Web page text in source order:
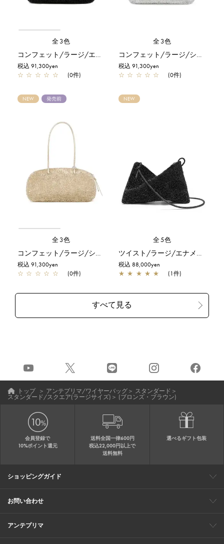
全3色
コンフェット/ラージ/エナメルブラック
税込 91,300yen
☆ ☆ ☆ ☆ ☆ (0件)
全3色
コンフェット/ラージ/シルバー
税込 91,300yen
☆ ☆ ☆ ☆ ☆ (0件)
NEW 発売前
全3色
コンフェット/ラージ/シルバーゴールド
税込 91,300yen
☆ ☆ ☆ ☆ ☆ (0件)
NEW
全5色
ツイスト/ラージ/エナメルブラック
税込 88,000yen
★ ★ ★ ★ ★ (1件)
トップ ＞ アンテプリマ/ワイヤーバッグ＞ スタンダード ＞
スタンダード/スクエア(ラージサイズ) ＞ (ブロンズ・ブラウン)
会員登録で
10%ポイント還元
送料全国一律600円
税込22,000円以上で
送料無料
選べるギフト包装
ショッピングガイド
会員特典
ご購入・配送について
返品について
ギフト包装
FAQ
サイトマップ
お問い合わせ
メールでのお問い合わせ
お修理についてのお問い合わせ
アンテプリマ